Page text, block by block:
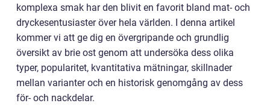
komplexa smak har den blivit en favorit bland mat- och
dryckesentusiaster över hela världen. I denna artikel
kommer vi att ge dig en övergripande och grundlig
översikt av brie ost genom att undersöka dess olika
typer, popularitet, kvantitativa mätningar, skillnader
mellan varianter och en historisk genomgång av dess
för- och nackdelar.